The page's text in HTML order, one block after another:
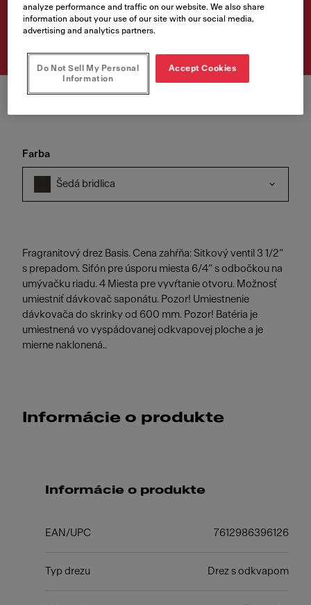
Vyhľadávač predajných
miest
Farba
Šedá bridlica
Fragranitový drez Basis. Cena zahŕňa: Sitkový ventil 3 1/2“
s prepadom. Sifón pre úsporu miesta 6/4“ s odbočkou na
umývačku riadu. 4 Miesta pre vyvŕtanie otvoru. Možnosť
umiestniť dávkovač saponátu. Pozor! Umiestnenie
dávkovača do skrinky od 600 mm. Pozor! Batéria je
umiestnená vo vyspádovanej odkvapovej ploche a je
mierne naklonená..
Informácie o produkte
Informácie o produkte
EAN/UPC 7612986396126
Typ drezu Drez s odkvapom
analyze performance and traffic on our website. We also share
information about your use of our site with our social media,
advertising and analytics partners.
Do Not Sell My Personal
Information
Accept Cookies